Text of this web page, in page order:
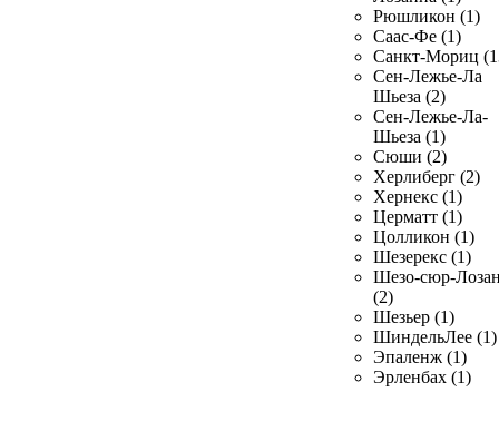
Рюшликон (1)
Саас-Фе (1)
Санкт-Мориц
Сен-Лежье-Ла
Шьеза (2)
Сен-Лежье-Ла-
Шьеза (1)
Сюши (2)
Херлиберг (2)
Хернекс (1)
Церматт (1)
Цолликон (1)
Шезерекс (1)
Шезо-сюр-
(2)
Шезьер (1)
ШиндельЛее (1)
Эпаленж (1)
Эрленбах (1)